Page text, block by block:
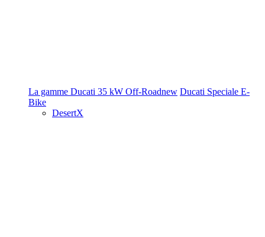
La gamme Ducati 35 kW Off-Roadnew Ducati Speciale E-
Bike
DesertX